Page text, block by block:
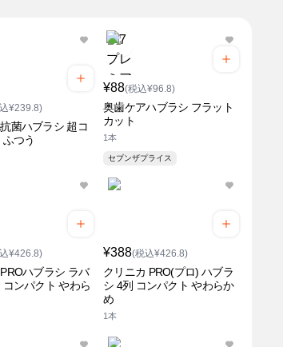
¥239.8)
菌ハブラシ 超コ
つう
¥88(税込¥96.8)
奥歯ケアハブラシ フラット
カット
1本
セブンザプライス
¥426.8)
ハブラシ ラバ
コンパクト やわら
¥388(税込¥426.8)
クリニカ PRO(プロ) ハブラ
シ 4列 コンパクト やわらか
め
1本